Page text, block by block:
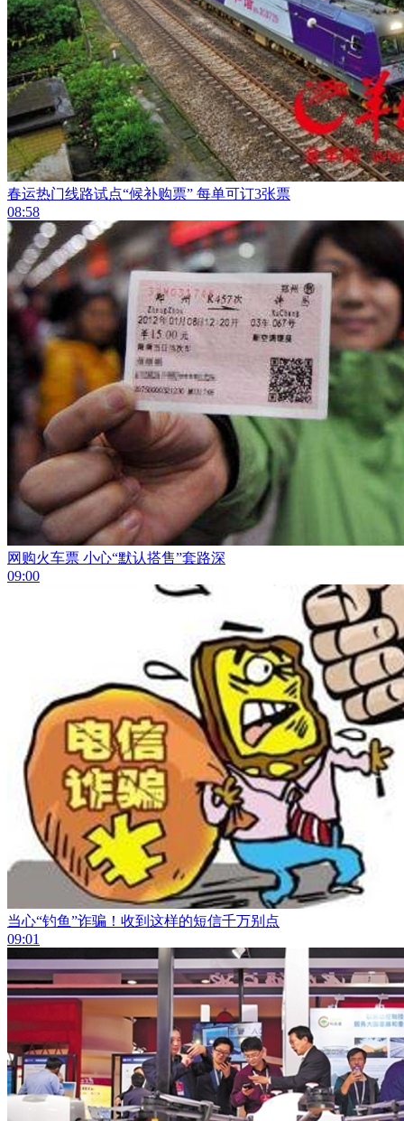
春运热门线路试点“候补购票” 每单可订3张票
08:58
网购火车票 小心“默认搭售”套路深
09:00
当心“钓鱼”诈骗！收到这样的短信千万别点
09:01